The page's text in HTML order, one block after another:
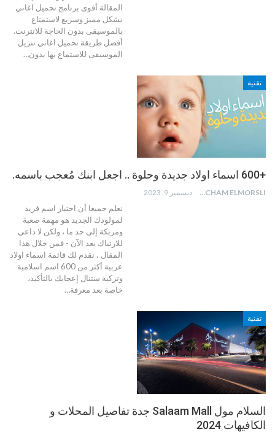
المقالة أقوى برنامج تحميل اغاني
بشكل مميز وسريع لاستمتاع
بالموسيقى بدون الحاجة للانترنت.
أفضل طريقة تحميل اغاني تنزيل
الموسيقى للاستماع بها بدون…
تقنية
+600 اسماء اولاد جديدة وحلوة .. اجعل ابنك مُعجب باسمه.
HICHAM ELMORSLI ديسمبر 9, 2023
نعلم جميعا أن اختيار اسم فريد
لمولودك الجديد هو مهمة صعبة
ومربكة إلى حد ما ، ولكن لا داعي
للارتباك بعد الآن - فمن خلال هذا
المقال ، نقدم لك قائمة اسماء اولاد
عربية أكثر من 600 اسم اسلامية
وتركية ستنال إعجابك بالتأكيد،
خاصة بعد معرفة…
تقنية
السلام مول Salaam Mall جدة تفاصيل المحلات و
الكافيهات 2024